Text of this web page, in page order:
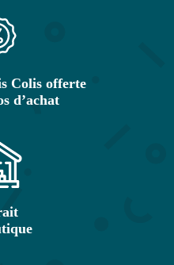
Colis offerte
d’achat